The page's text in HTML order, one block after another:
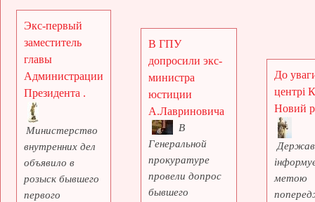
Экс-первый
заместитель
главы
Администрации
Президента .
Министерство
внутренних дел
объявило в
розыск бывшего
первого
В ГПУ
допросили экс-
министра
юстиции
А.Лавриновича
В
Генеральной
прокуратуре
провели допрос
бывшего
До
центрі
Новий
метою